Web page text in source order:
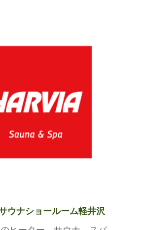
ウナショールーム軽井沢